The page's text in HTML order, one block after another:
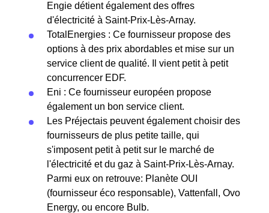
Engie détient également des offres
d'électricité à Saint-Prix-Lès-Arnay.
TotalEnergies : Ce fournisseur propose des
options à des prix abordables et mise sur un
service client de qualité. Il vient petit à petit
concurrencer EDF.
Eni : Ce fournisseur européen propose
également un bon service client.
Les Préjectais peuvent également choisir des
fournisseurs de plus petite taille, qui
s'imposent petit à petit sur le marché de
l'électricité et du gaz à Saint-Prix-Lès-Arnay.
Parmi eux on retrouve: Planète OUI
(fournisseur éco responsable), Vattenfall, Ovo
Energy, ou encore Bulb.